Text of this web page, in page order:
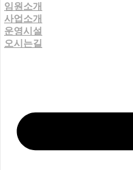
임원소개
사업소개
운영시설
오시는길